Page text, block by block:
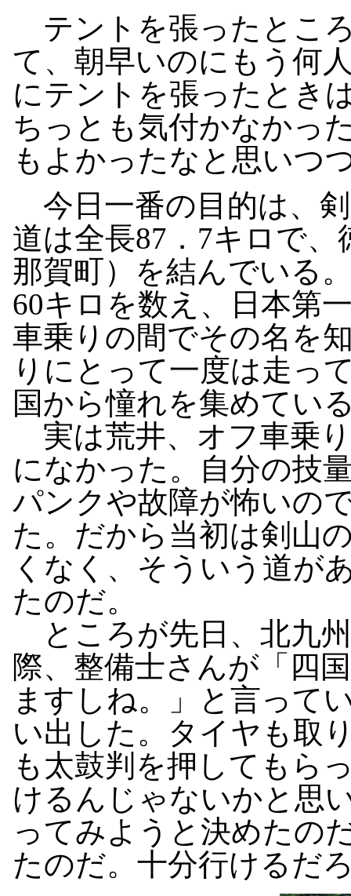
テントを張ったとこ
て、朝早いのにもう何
にテントを張ったとき
ちっとも気付かなかっ
もよかったなと思いつ
今日一番の目的は、
道は全長87．7キロで
那賀町）を結んでいる
60キロを数え、日本第
車乗りの間でその名を
りにとって一度は走っ
国から憧れを集めてい
実は荒井、オフ車乗
になかった。自分の技
パンクや故障が怖いの
た。だから当初は剣山
くなく、そういう道が
たのだ。
ところが先日、北九
際、整備士さんが「四
ますしね。」と言って
い出した。タイヤも取
も太鼓判を押してもら
けるんじゃないかと思
ってみようと決めたの
たのだ。十分行けるだ